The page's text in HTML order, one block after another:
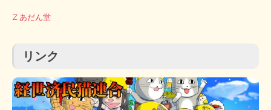
Z あだん堂
リンク